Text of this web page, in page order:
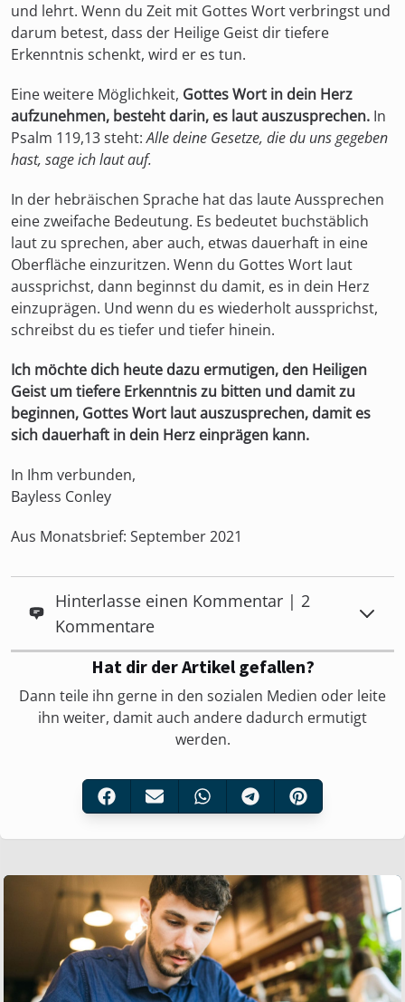
und lehrt. Wenn du Zeit mit Gottes Wort verbringst und
darum betest, dass der Heilige Geist dir tiefere
Erkenntnis schenkt, wird er es tun.
Eine weitere Möglichkeit, Gottes Wort in dein Herz
aufzunehmen, besteht darin, es laut auszusprechen. In
Psalm 119,13 steht:Alle deine Gesetze, die du uns gegeben
hast, sage ich laut auf.
In der hebräischen Sprache hat das laute Aussprechen
eine zweifache Bedeutung. Es bedeutet buchstäblich
laut zu sprechen, aber auch, etwas dauerhaft in eine
Oberfläche einzuritzen. Wenn du Gottes Wort laut
aussprichst, dann beginnst du damit, es in dein Herz
einzuprägen. Und wenn du es wiederholt aussprichst,
schreibst du es tiefer und tiefer hinein.
Ich möchte dich heute dazu ermutigen, den Heiligen
Geist um tiefere Erkenntnis zu bitten und damit zu
beginnen, Gottes Wort laut auszusprechen, damit es
sich dauerhaft in dein Herz einprägen kann.
In Ihm verbunden,
Bayless Conley
Aus Monatsbrief: September 2021
Hinterlasse einen Kommentar | 2
Kommentare
Hat dir der Artikel gefallen?
Dann teile ihn gerne in den sozialen Medien oder leite
ihn weiter, damit auch andere dadurch ermutigt
werden.